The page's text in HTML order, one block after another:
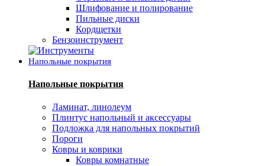
Шлифование и полирование
Пильные диски
Кордщетки
Бензоинструмент
Напольные покрытия
Напольные покрытия
Ламинат, линолеум
Плинтус напольный и аксессуары
Подложка для напольных покрытий
Пороги
Ковры и коврики
Ковры комнатные